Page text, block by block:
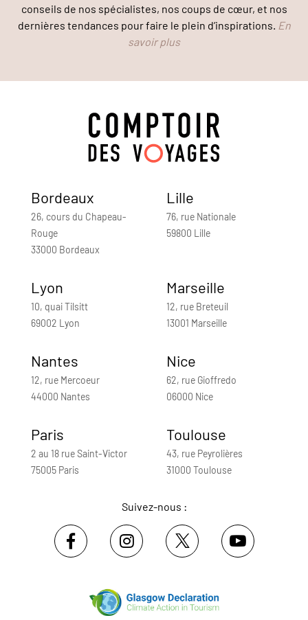
conseils de nos spécialistes, nos coups de cœur, et nos
dernières tendances pour faire le plein d’inspirations. En
savoir plus
Bordeaux
26, cours du Chapeau-
Rouge
33000 Bordeaux
Lille
76, rue Nationale
59800 Lille
Lyon
10, quai Tilsitt
69002 Lyon
Marseille
12, rue Breteuil
13001 Marseille
Nantes
12, rue Mercoeur
44000 Nantes
Nice
62, rue Gioffredo
06000 Nice
Paris
2 au 18 rue Saint-Victor
75005 Paris
Toulouse
43, rue Peyrolières
31000 Toulouse
Suivez-nous :